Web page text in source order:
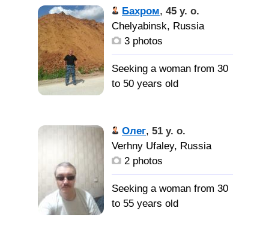
вес 78, сейчас на
пенсии, родители
похоронены, дети далеко
Ищу
женщину чтоб скоротать
Бахром, 45 y. o.
Chelyabinsk, Russia
3 photos
Seeking a woman from 30
to 50 years old
перафецаналый
спортсмен чемпион
середный Азия первый
очень спакойно
серьезные водка не
Олег, 51 y. o.
Verhny Ufaley, Russia
2 photos
Seeking a woman from 30
to 55 years old